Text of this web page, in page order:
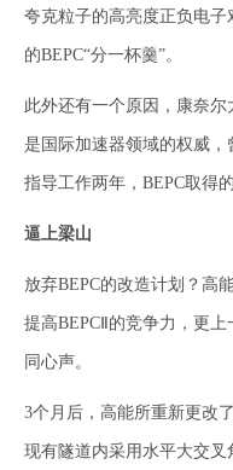
夸克粒子的高亮度正负电子
的BEPC“分一杯羹”。
此外还有一个原因，康奈
是国际加速器领域的权威
指导工作两年，BEPC取
逼上梁山
放弃BEPC的改造计划？高
提高BEPCⅡ的竞争力，更
同心声。
3个月后，高能所重新更改
现有隧道内采用水平大交